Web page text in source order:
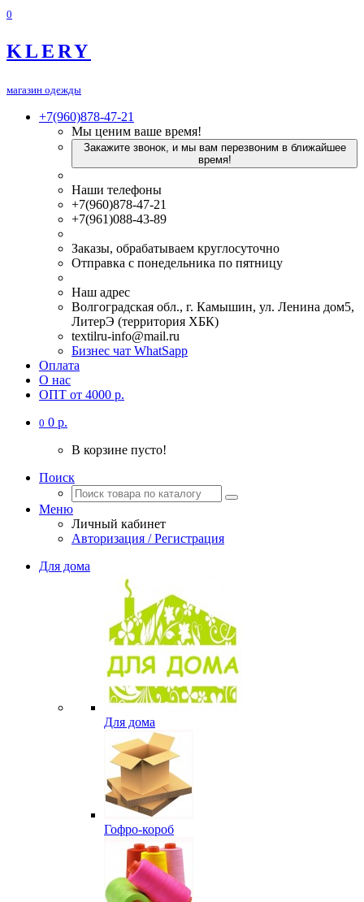
0
KLERY
магазин одежды
+7(960)878-47-21
Мы ценим ваше время!
Закажите звонок, и мы вам перезвоним в ближайшее
время!
Наши телефоны
+7(960)878-47-21
+7(961)088-43-89
Заказы, обрабатываем круглосуточно
Отправка с понедельника по пятницу
Наш адрес
Волгоградская обл., г. Камышин, ул. Ленина дом5,
ЛитерЭ (территория ХБК)
textilru-info@mail.ru
Бизнес чат WhatSapp
Оплата
О нас
ОПТ от 4000 р.
0 0 р.
В корзине пусто!
Поиск
Меню
Личный кабинет
Авторизация / Регистрация
Для дома
Для дома
Гофро-короб